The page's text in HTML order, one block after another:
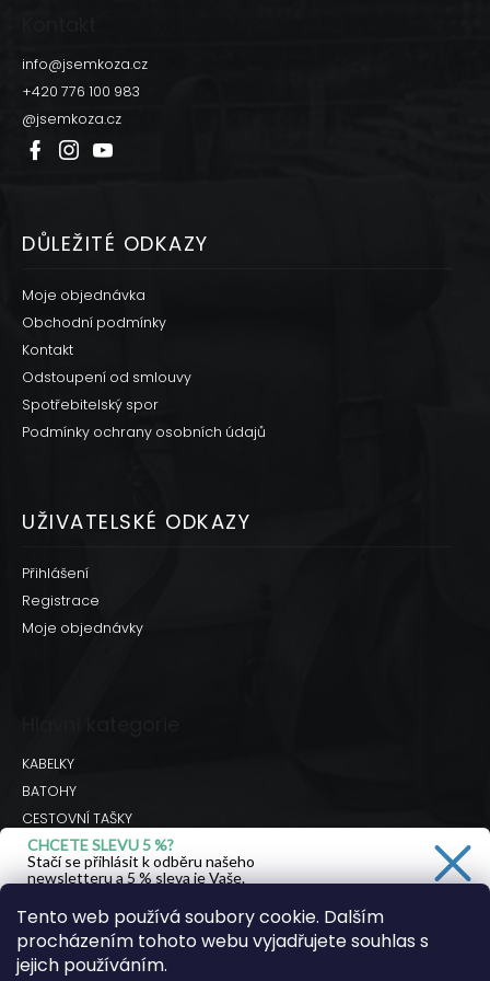
Tento web používá soubory cookie. Dalším
procházením tohoto webu vyjadřujete souhlas s
jejich používáním.
info@jsemkoza.cz
+420 776 100 983
@jsemkoza.cz
DŮLEŽITÉ ODKAZY
Moje objednávka
Obchodní podmínky
Kontakt
Odstoupení od smlouvy
Spotřebitelský spor
Podmínky ochrany osobních údajů
UŽIVATELSKÉ ODKAZY
Přihlášení
Registrace
Moje objednávky
KABELKY
BATOHY
CESTOVNÍ TAŠKY
BRAŠNY
DOPLŇKY
Facebook
CHCETE SLEVU 5 %?
Stačí se přihlásit k odběru našeho
newsletteru a 5 % sleva je Vaše.
Ano, chci se přihlásit